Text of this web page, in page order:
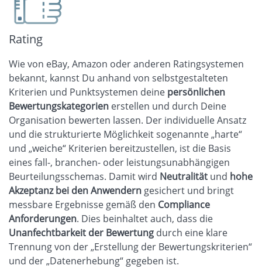
Rating
Wie von eBay, Amazon oder anderen Ratingsystemen
bekannt, kannst Du anhand von selbstgestalteten
Kriterien und Punktsystemen deine persönlichen
Bewertungskategorien erstellen und durch Deine
Organisation bewerten lassen. Der individuelle Ansatz
und die strukturierte Möglichkeit sogenannte „harte“
und „weiche“ Kriterien bereitzustellen, ist die Basis
eines fall-, branchen- oder leistungsunabhängigen
Beurteilungsschemas. Damit wird Neutralität und hohe
Akzeptanz bei den Anwendern gesichert und bringt
messbare Ergebnisse gemäß den Compliance
Anforderungen. Dies beinhaltet auch, dass die
Unanfechtbarkeit der Bewertung durch eine klare
Trennung von der „Erstellung der Bewertungskriterien“
und der „Datenerhebung“ gegeben ist.